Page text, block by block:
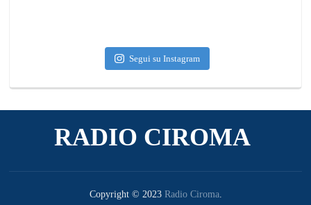
Segui su Instagram
RADIO CIROMA
Copyright © 2023 Radio Ciroma.